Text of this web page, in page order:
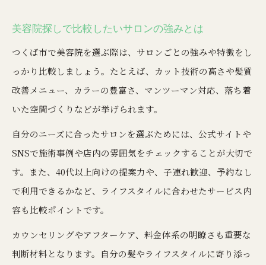
美容院探しで比較したいサロンの強みとは
つくば市で美容院を選ぶ際は、サロンごとの強みや特徴をし
っかり比較しましょう。たとえば、カット技術の高さや髪質
改善メニュー、カラーの豊富さ、マンツーマン対応、落ち着
いた空間づくりなどが挙げられます。
自分のニーズに合ったサロンを選ぶためには、公式サイトや
SNSで施術事例や店内の雰囲気をチェックすることが大切で
す。また、40代以上向けの提案力や、子連れ歓迎、予約なし
で利用できるかなど、ライフスタイルに合わせたサービス内
容も比較ポイントです。
カウンセリングやアフターケア、料金体系の明瞭さも重要な
判断材料となります。自分の髪やライフスタイルに寄り添っ